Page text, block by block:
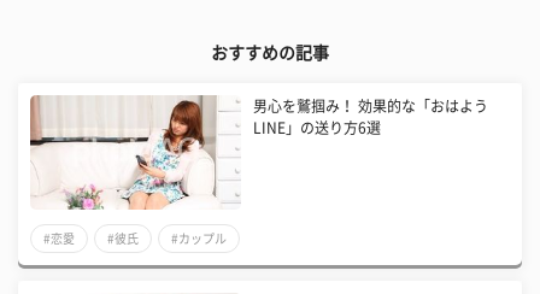
おすすめの記事
男心を鷲掴み！ 効果的な「おはよう
LINE」の送り方6選
#恋愛 #彼氏 #カップル